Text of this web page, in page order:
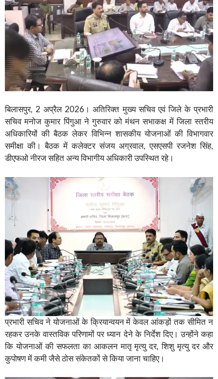
बिलासपुर, 2 अप्रैल 2026। अतिरिक्त मुख्य सचिव एवं जिले के प्रभारी
सचिव मनोज कुमार पिंगुआ ने गुरुवार को मंथन सभाकक्ष में जिला स्तरीय
अधिकारियों की बैठक लेकर विभिन्न शासकीय योजनाओं की विभागवार
समीक्षा की। बैठक में कलेक्टर संजय अग्रवाल, एसएसपी रजनेश सिंह,
डीएफओ नीरज सहित अन्य विभागीय अधिकारी उपस्थित रहे।
प्रभारी सचिव ने योजनाओं के क्रियान्वयन में केवल आंकड़ों तक सीमित न
रहकर उनके वास्तविक परिणामों पर ध्यान देने के निर्देश दिए। उन्होंने कहा
कि योजनाओं की सफलता का आकलन मातृ मृत्यु दर, शिशु मृत्यु दर और
कुपोषण में कमी जैसे ठोस संकेतकों से किया जाना चाहिए।